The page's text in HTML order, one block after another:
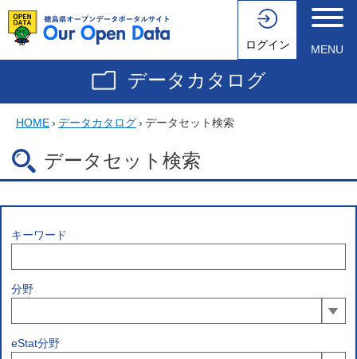
ログイン MENU
データカタログ
HOME› データカタログ› データセット検索
データセット検索
キーワード
分野
eStat分野